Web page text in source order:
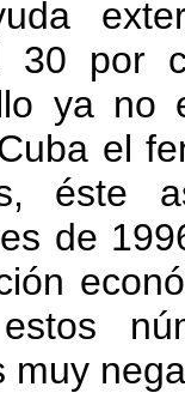
30 por
ya no
el
éste
de
muy